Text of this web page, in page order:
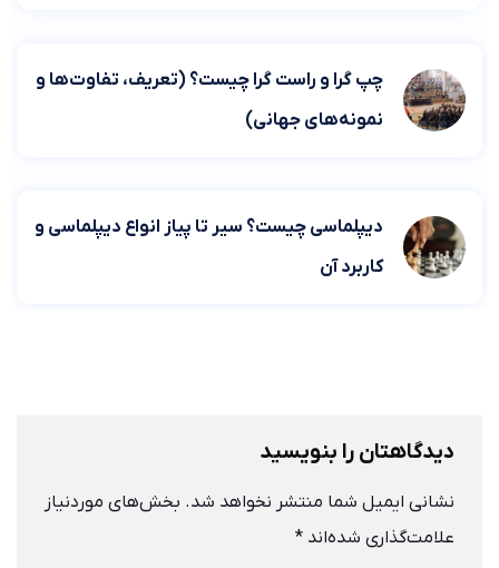
چپ گرا و راست گرا چیست؟ (تعریف، تفاوت‌ها و
نمونه‌های جهانی)
دیپلماسی چیست؟ سیر تا پیاز انواع دیپلماسی و
کاربرد آن
دیدگاهتان را بنویسید
نشانی ایمیل شما منتشر نخواهد شد. بخش‌های موردنیاز
علامت‌گذاری شده‌اند *